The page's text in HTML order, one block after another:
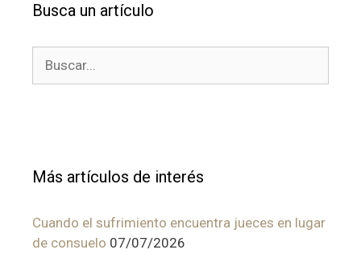
Busca un artículo
Más artículos de interés
Cuando el sufrimiento encuentra jueces en lugar
de consuelo 07/07/2026